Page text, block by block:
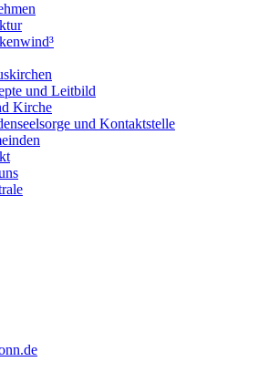
und Leitbild
Kirche
und Kontaktstelle